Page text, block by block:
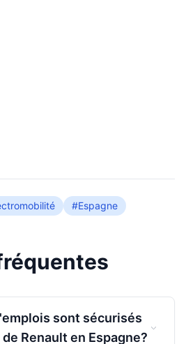
#Espagne
sont sécurisés
Renault en Espagne?